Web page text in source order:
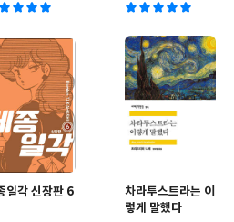
일각 신장판 6
차라투스트라는 이
렇게 말했다